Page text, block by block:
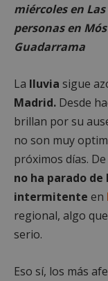
miércoles en
personas en
Guadarrama
La lluvia sigue
Madrid. Desde
brillan por su
no son muy
próximos días.
no ha parado
intermitente en
regional, algo
serio.
Eso sí, los más